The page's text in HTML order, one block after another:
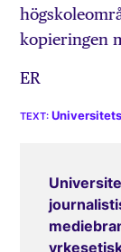
kopieringen
ER